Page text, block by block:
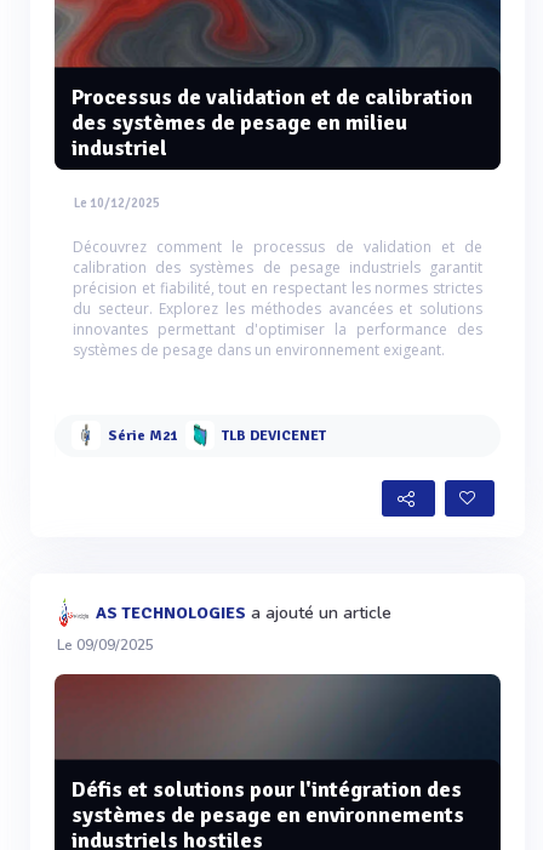
Processus de validation et de calibration
des systèmes de pesage en milieu
industriel
Le 10/12/2025
Découvrez comment le processus de validation et de
calibration des systèmes de pesage industriels garantit
précision et fiabilité, tout en respectant les normes strictes
du secteur. Explorez les méthodes avancées et solutions
innovantes permettant d'optimiser la performance des
systèmes de pesage dans un environnement exigeant.
Série M21 TLB DEVICENET
AS TECHNOLOGIES a ajouté un article
Le 09/09/2025
Défis et solutions pour l'intégration des
systèmes de pesage en environnements
industriels hostiles